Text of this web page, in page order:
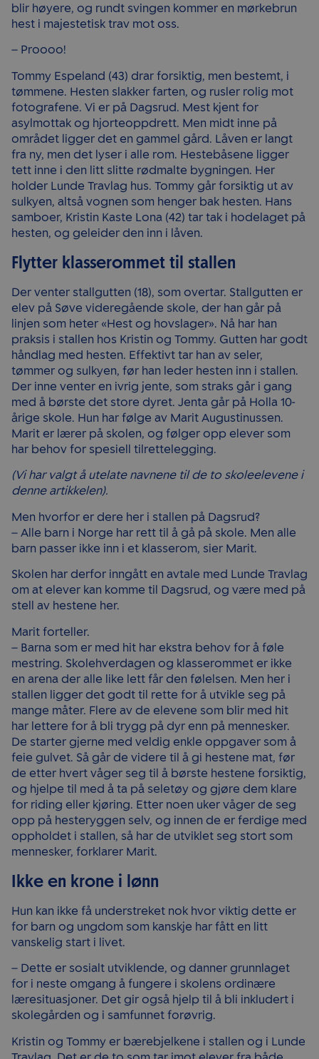
blir høyere, og rundt svingen kommer en mørkebrun
hest i majestetisk trav mot oss.
– Proooo!
Tommy Espeland (43) drar forsiktig, men bestemt, i
tømmene. Hesten slakker farten, og rusler rolig mot
fotografene. Vi er på Dagsrud. Mest kjent for
asylmottak og hjorteoppdrett. Men midt inne på
området ligger det en gammel gård. Låven er langt
fra ny, men det lyser i alle rom. Hestebåsene ligger
tett inne i den litt slitte rødmalte bygningen. Her
holder Lunde Travlag hus. Tommy går forsiktig ut av
sulkyen, altså vognen som henger bak hesten. Hans
samboer, Kristin Kaste Lona (42) tar tak i hodelaget på
hesten, og geleider den inn i låven.
Flytter klasserommet til stallen
Der venter stallgutten (18), som overtar. Stallgutten er
elev på Søve videregående skole, der han går på
linjen som heter «Hest og hovslager». Nå har han
praksis i stallen hos Kristin og Tommy. Gutten har godt
håndlag med hesten. Effektivt tar han av seler,
tømmer og sulkyen, før han leder hesten inn i stallen.
Der inne venter en ivrig jente, som straks går i gang
med å børste det store dyret. Jenta går på Holla 10-
årige skole. Hun har følge av Marit Augustinussen.
Marit er lærer på skolen, og følger opp elever som
har behov for spesiell tilrettelegging.
(Vi har valgt å utelate navnene til de to skoleelevene i
denne artikkelen).
Men hvorfor er dere her i stallen på Dagsrud?
– Alle barn i Norge har rett til å gå på skole. Men alle
barn passer ikke inn i et klasserom, sier Marit.
Skolen har derfor inngått en avtale med Lunde Travlag
om at elever kan komme til Dagsrud, og være med på
stell av hestene her.
Marit forteller.
– Barna som er med hit har ekstra behov for å føle
mestring. Skolehverdagen og klasserommet er ikke
en arena der alle like lett får den følelsen. Men her i
stallen ligger det godt til rette for å utvikle seg på
mange måter. Flere av de elevene som blir med hit
har lettere for å bli trygg på dyr enn på mennesker.
De starter gjerne med veldig enkle oppgaver som å
feie gulvet. Så går de videre til å gi hestene mat, før
de etter hvert våger seg til å børste hestene forsiktig,
og hjelpe til med å ta på seletøy og gjøre dem klare
for riding eller kjøring. Etter noen uker våger de seg
opp på hesteryggen selv, og innen de er ferdige med
oppholdet i stallen, så har de utviklet seg stort som
mennesker, forklarer Marit.
Ikke en krone i lønn
Hun kan ikke få understreket nok hvor viktig dette er
for barn og ungdom som kanskje har fått en litt
vanskelig start i livet.
– Dette er sosialt utviklende, og danner grunnlaget
for i neste omgang å fungere i skolens ordinære
læresituasjoner. Det gir også hjelp til å bli inkludert i
skolegården og i samfunnet forøvrig.
Kristin og Tommy er bærebjelkene i stallen og i Lunde